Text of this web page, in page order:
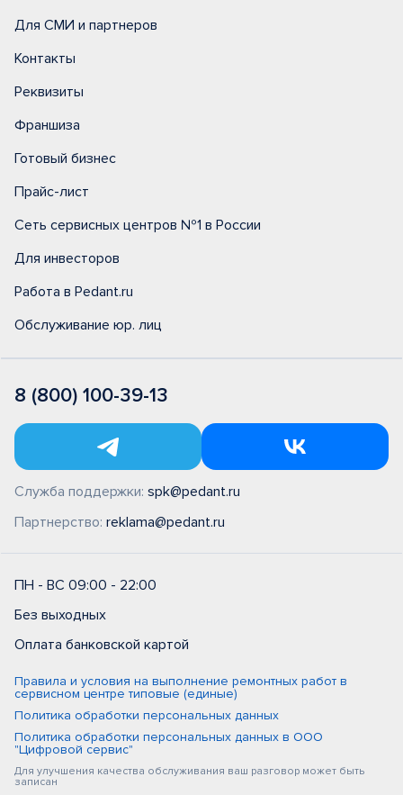
Для СМИ и партнеров
Контакты
Реквизиты
Франшиза
Готовый бизнес
Прайс-лист
Сеть сервисных центров №1 в России
Для инвесторов
Работа в Pedant.ru
Обслуживание юр. лиц
8 (800) 100-39-13
Служба поддержки: spk@pedant.ru
Партнерство: reklama@pedant.ru
ПН - ВС 09:00 - 22:00
Без выходных
Оплата банковской картой
Правила и условия на выполнение ремонтных работ в
сервисном центре типовые (единые)
Политика обработки персональных данных
Политика обработки персональных данных в ООО
"Цифровой сервис"
Для улучшения качества обслуживания ваш разговор может быть
записан